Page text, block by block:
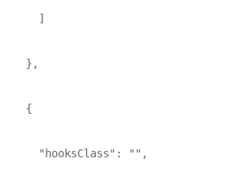
]
},
{
"hooksClass": "",